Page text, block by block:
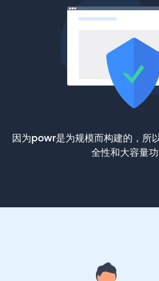
因为powr是为规模而构建的，所
全性和大容量功